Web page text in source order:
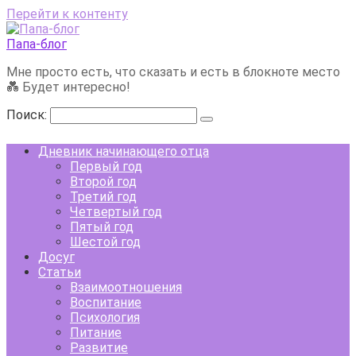
Перейти к контенту
Папа-блог
Мне просто есть, что сказать и есть в блокноте место
💑 Будет интересно!
Поиск:
Дневник начинающего отца
Первый год
Второй год
Третий год
Четвертый год
Пятый год
Шестой год
Досуг
Статьи
Взаимоотношения
Воспитание
Психология
Питание
Развитие